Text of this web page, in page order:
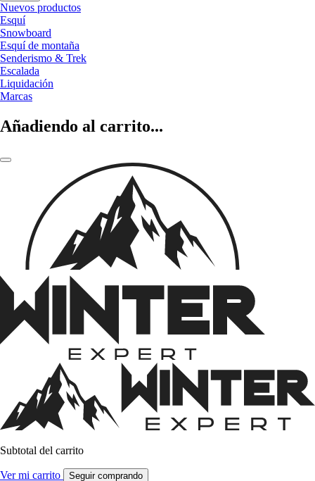
Nuevos productos
Esquí
Snowboard
Esquí de montaña
Senderismo & Trek
Escalada
Liquidación
Marcas
Añadiendo al carrito...
Subtotal del carrito
Ver mi carrito Seguir comprando